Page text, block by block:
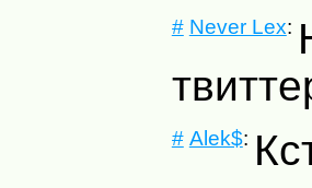
# Never Lex:
# Alek$: